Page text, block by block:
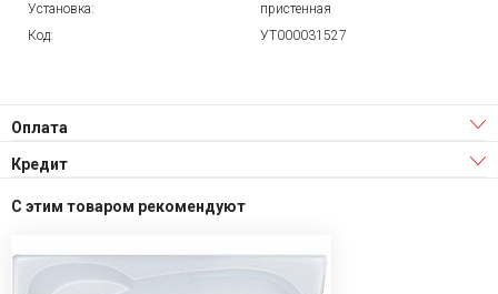
Установка:
пристенная
Код:
УТ000031527
Оплата
Кредит
С этим товаром рекомендуют